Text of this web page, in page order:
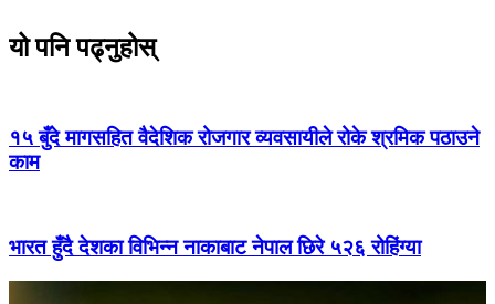
यो पनि पढ्नुहोस्
१५ बुँदे मागसहित वैदेशिक रोजगार व्यवसायीले रोके श्रमिक पठाउने
काम
भारत हुँदै देशका विभिन्न नाकाबाट नेपाल छिरे ५२६ रोहिंग्या